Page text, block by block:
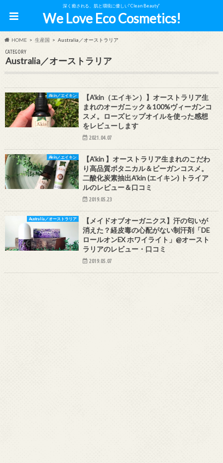
深く癒される、肌と環境に優しい”Clean Beauty”
We Love Eco Cosmetics!
HOME 生産国 Australia／オーストラリア
CATEGORY
Australia／オーストラリア
Akin／エイキン
【A’kin（エイキン）】オーストラリア生
まれのオーガニック＆100%ヴィーガンコ
スメ。ローズヒップオイルを使った感想
をレビューします
2021.04.07
Akin／エイキン
【A’kin 】オーストラリア生まれのこだわ
り高品質ボタニカル＆ビーガンコスメ。
二酸化炭素抽出A’kin (エイキン) トライア
ルのレビュー＆口コミ
2019.05.23
Australia／オーストラリア
【メイドオブオーガニクス】汗の匂いが
消えた？経皮毒の心配がない制汗剤「DE
ロールオンEX ホワイライト」@オースト
ラリアのレビュー・口コミ
2019.05.07